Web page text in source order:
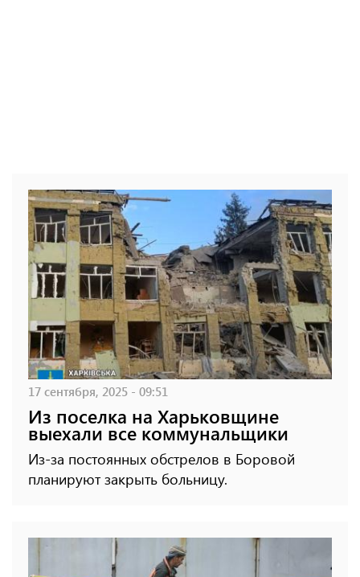
17 сентября, 2025 - 09:51
Из поселка на Харьковщине
выехали все коммунальщики
Из-за постоянных обстрелов в Боровой
планируют закрыть больницу.